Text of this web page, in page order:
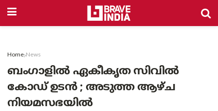
Home News
ബംഗാളിൽ ഏകീകൃത സിവിൽ
കോഡ് ഉടൻ ; അടുത്ത ആഴ്ച
നിയമസഭയിൽ